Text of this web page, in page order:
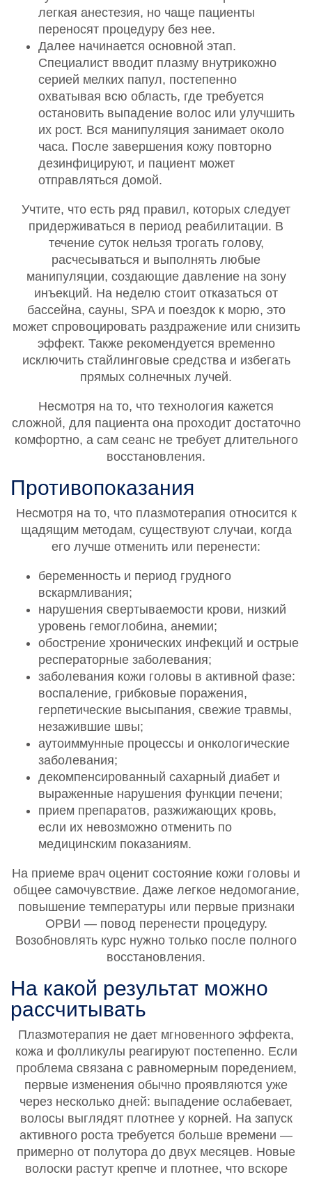
легкая анестезия, но чаще пациенты
переносят процедуру без нее.
Далее начинается основной этап.
Специалист вводит плазму внутрикожно
серией мелких папул, постепенно
охватывая всю область, где требуется
остановить выпадение волос или улучшить
их рост. Вся манипуляция занимает около
часа. После завершения кожу повторно
дезинфицируют, и пациент может
отправляться домой.
Учтите, что есть ряд правил, которых следует
придерживаться в период реабилитации. В
течение суток нельзя трогать голову,
расчесываться и выполнять любые
манипуляции, создающие давление на зону
инъекций. На неделю стоит отказаться от
бассейна, сауны, SPA и поездок к морю, это
может спровоцировать раздражение или снизить
эффект. Также рекомендуется временно
исключить стайлинговые средства и избегать
прямых солнечных лучей.
Несмотря на то, что технология кажется
сложной, для пациента она проходит достаточно
комфортно, а сам сеанс не требует длительного
восстановления.
Противопоказания
Несмотря на то, что плазмотерапия относится к
щадящим методам, существуют случаи, когда
его лучше отменить или перенести:
беременность и период грудного
вскармливания;
нарушения свертываемости крови, низкий
уровень гемоглобина, анемии;
обострение хронических инфекций и острые
респераторные заболевания;
заболевания кожи головы в активной фазе:
воспаление, грибковые поражения,
герпетические высыпания, свежие травмы,
незажившие швы;
аутоиммунные процессы и онкологические
заболевания;
декомпенсированный сахарный диабет и
выраженные нарушения функции печени;
прием препаратов, разжижающих кровь,
если их невозможно отменить по
медицинским показаниям.
На приеме врач оценит состояние кожи головы и
общее самочувствие. Даже легкое недомогание,
повышение температуры или первые признаки
ОРВИ — повод перенести процедуру.
Возобновлять курс нужно только после полного
восстановления.
На какой результат можно
рассчитывать
Плазмотерапия не дает мгновенного эффекта,
кожа и фолликулы реагируют постепенно. Если
проблема связана с равномерным поредением,
первые изменения обычно проявляются уже
через несколько дней: выпадение ослабевает,
волосы выглядят плотнее у корней. На запуск
активного роста требуется больше времени —
примерно от полутора до двух месяцев. Новые
волоски растут крепче и плотнее, что вскоре